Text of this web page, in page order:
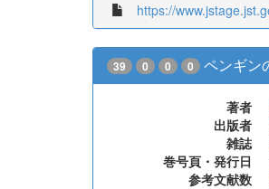
https://
39 0 0 0 ペンギン
著者
出版者
雑誌
巻号頁・発行日
参考文献数